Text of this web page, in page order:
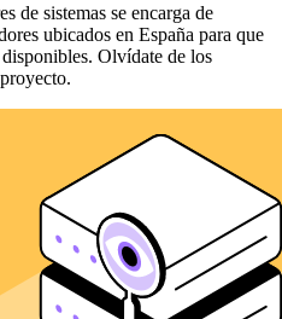
de sistemas se encarga de
ubicados en España para que
Olvídate de los